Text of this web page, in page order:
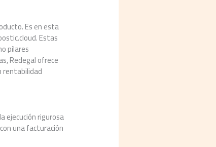
Es en esta
Estas
pilares
Redegal ofrece
rentabilidad
ejecución rigurosa
una facturación